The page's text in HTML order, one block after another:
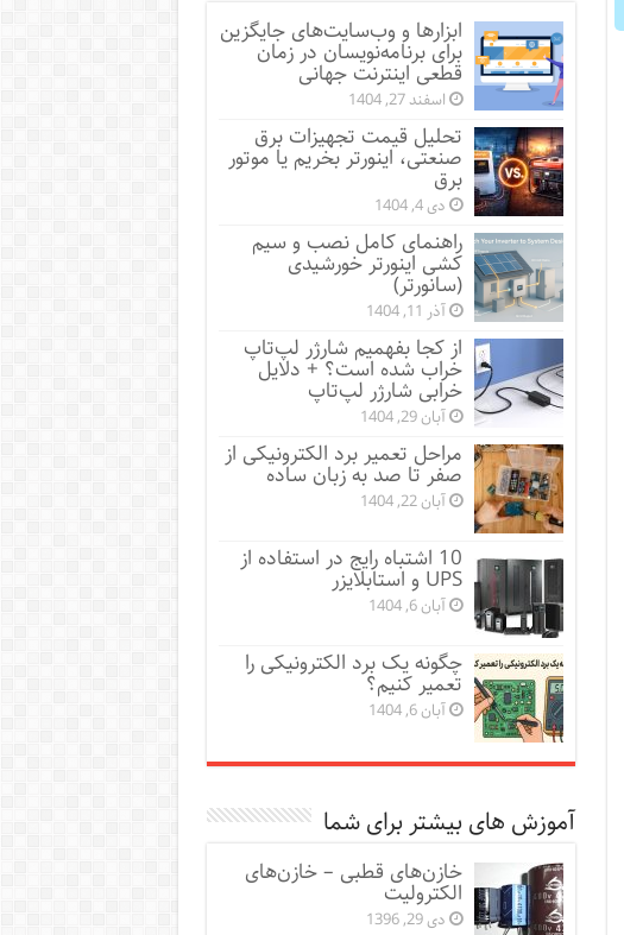
ابزارها و وب‌سایت‌های جایگزین
برای برنامه‌نویسان در زمان
قطعی اینترنت جهانی
اسفند 27, 1404
تحلیل قیمت تجهیزات برق
صنعتی، اینورتر بخریم یا موتور
برق
دی 4, 1404
راهنمای کامل نصب و سیم
کشی اینورتر خورشیدی
(سانورتر)
آذر 11, 1404
از کجا بفهمیم شارژر لپ‌تاپ
خراب شده است؟ + دلایل
خرابی شارژر لپ‌تاپ
آبان 29, 1404
مراحل تعمیر برد الکترونیکی از
صفر تا صد به زبان ساده
آبان 22, 1404
10 اشتباه رایج در استفاده از
UPS و استابلایزر
آبان 6, 1404
چگونه یک برد الکترونیکی را
تعمیر کنیم؟
آبان 6, 1404
آموزش های بیشتر برای شما
خازن‌های قطبی – خازن‌های
الکترولیت
دی 29, 1396